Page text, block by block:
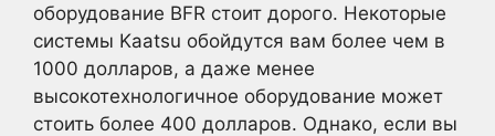
оборудование BFR стоит дорого. Некоторые
системы Kaatsu обойдутся вам более чем в
1000 долларов, а даже менее
высокотехнологичное оборудование может
стоить более 400 долларов. Однако, если вы